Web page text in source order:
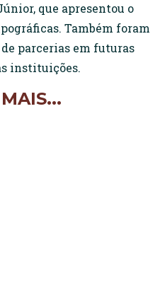
que apresentou o
Também foram
parcerias em futuras
instituições.